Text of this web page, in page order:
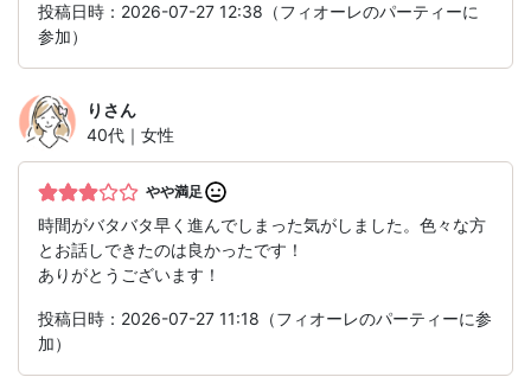
投稿日時：2026-07-27 12:38（フィオーレのパーティーに
参加）
り さん
40代｜女性
やや満足
時間がバタバタ早く進んでしまった気がしました。色々な方
とお話しできたのは良かったです！
ありがとうございます！
投稿日時：2026-07-27 11:18（フィオーレのパーティーに参
加）